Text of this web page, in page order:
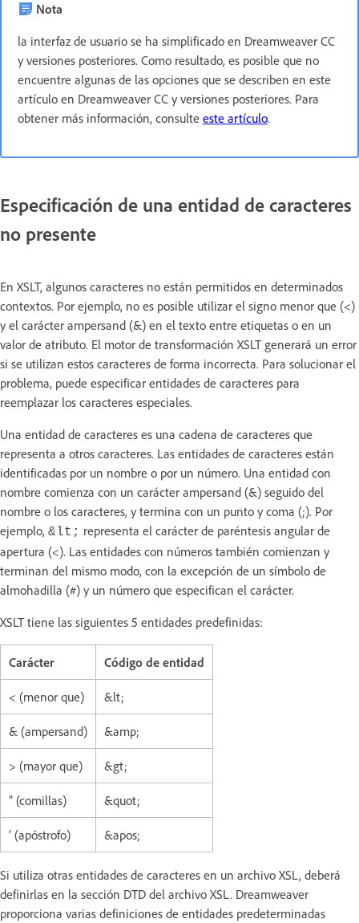
Nota
la interfaz de usuario se ha simplificado en Dreamweaver CC
y versiones posteriores. Como resultado, es posible que no
encuentre algunas de las opciones que se describen en este
artículo en Dreamweaver CC y versiones posteriores. Para
obtener más información, consulte este artículo.
Especificación de una entidad de caracteres
no presente
En XSLT, algunos caracteres no están permitidos en determinados
contextos. Por ejemplo, no es posible utilizar el signo menor que (<)
y el carácter ampersand (&) en el texto entre etiquetas o en un
valor de atributo. El motor de transformación XSLT generará un error
si se utilizan estos caracteres de forma incorrecta. Para solucionar el
problema, puede especificar entidades de caracteres para
reemplazar los caracteres especiales.
Una entidad de caracteres es una cadena de caracteres que
representa a otros caracteres. Las entidades de caracteres están
identificadas por un nombre o por un número. Una entidad con
nombre comienza con un carácter ampersand (&) seguido del
nombre o los caracteres, y termina con un punto y coma (;). Por
ejemplo, &lt; representa el carácter de paréntesis angular de
apertura (<). Las entidades con números también comienzan y
terminan del mismo modo, con la excepción de un símbolo de
almohadilla (#) y un número que especifican el carácter.
XSLT tiene las siguientes 5 entidades predefinidas:
Carácter Código de entidad
< (menor que) &lt;
& (ampersand) &amp;
> (mayor que) &gt;
" (comillas) &quot;
‘ (apóstrofo) &apos;
Si utiliza otras entidades de caracteres en un archivo XSL, deberá
definirlas en la sección DTD del archivo XSL. Dreamweaver
proporciona varias definiciones de entidades predeterminadas